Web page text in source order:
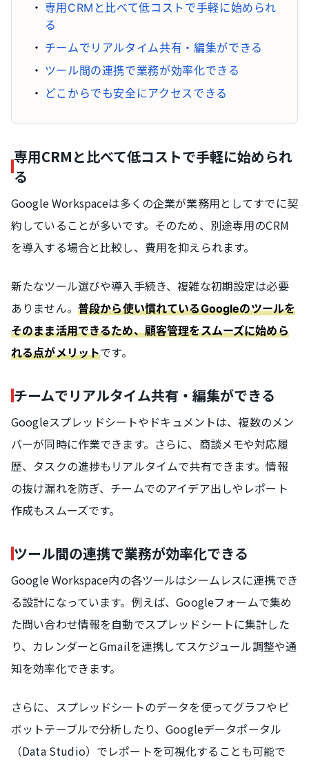
専用CRMと比べて低コストで手軽に始められ
る
チームでリアルタイム共有・編集ができる
ツール間の連携で業務が効率化できる
どこからでも安全にアクセスできる
専用CRMと比べて低コストで手軽に始められ
る
Google Workspaceは多くの企業が業務用としてすでに契
約していることが多いです。そのため、別途専用のCRM
を導入する場合と比較し、費用を抑えられます。
新たなツール選びや導入手続き、複雑な初期設定は必要
ありません。 普段から使い慣れているGoogleのツールを
そのまま活用できるため、顧客管理をスムーズに始めら
れる点がメリットです。
チームでリアルタイム共有・編集ができる
Googleスプレッドシートやドキュメントは、複数のメン
バーが同時に作業できます。さらに、商談メモや対応履
歴、タスクの進捗もリアルタイムで共有できます。情報
の抜け漏れを防ぎ、チームでのアイデア出しやレポート
作成もスムーズです。
ツール間の連携で業務が効率化できる
Google Workspace内の各ツールはシームレスに連携でき
る設計になっています。例えば、Googleフォームで集め
た問い合わせ情報を自動でスプレッドシートに集計した
り、カレンダーとGmailを連携してスケジュール調整や通
知を効率化できます。
さらに、スプレッドシートのデータを使ってグラフやピ
ボットテーブルで分析したり、Googleデータポータル
（Data Studio）でレポートを可視化することも可能で